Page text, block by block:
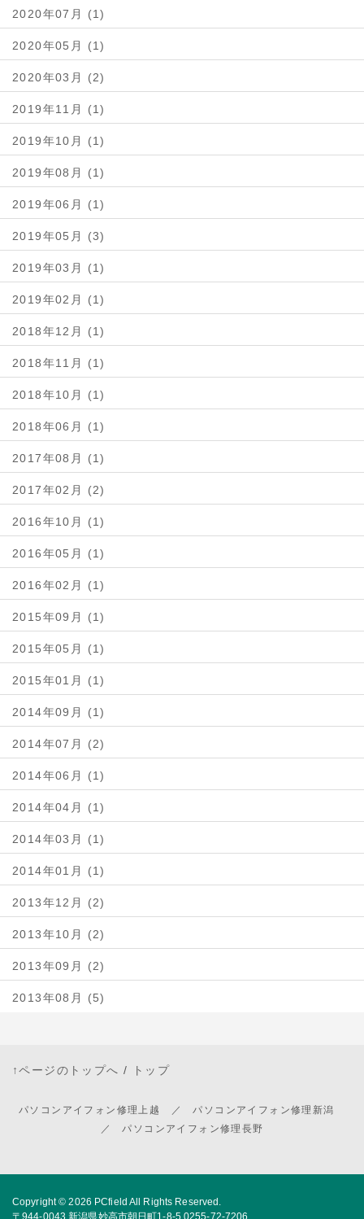
2020年07月 (1)
2020年05月 (1)
2020年03月 (2)
2019年11月 (1)
2019年10月 (1)
2019年08月 (1)
2019年06月 (1)
2019年05月 (3)
2019年03月 (1)
2019年02月 (1)
2018年12月 (1)
2018年11月 (1)
2018年10月 (1)
2018年06月 (1)
2017年08月 (1)
2017年02月 (2)
2016年10月 (1)
2016年05月 (1)
2016年02月 (1)
2015年09月 (1)
2015年05月 (1)
2015年01月 (1)
2014年09月 (1)
2014年07月 (2)
2014年06月 (1)
2014年04月 (1)
2014年03月 (1)
2014年01月 (1)
2013年12月 (2)
2013年10月 (2)
2013年09月 (2)
2013年08月 (5)
↑ページのトップへ / トップ
パソコンアイフォン修理上越 ／ パソコンアイフォン修理新潟
／ パソコンアイフォン修理長野
Copyright © 2026 PCfield All Rights Reserved.
〒944-0043 新潟県妙高市朝日町1-8-5 0255-72-7206